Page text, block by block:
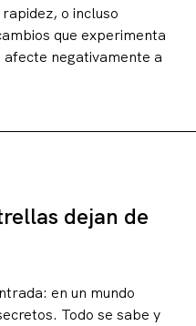
o incluso
que experimenta
negativamente a
dejan de
en un mundo
Todo se sabe y